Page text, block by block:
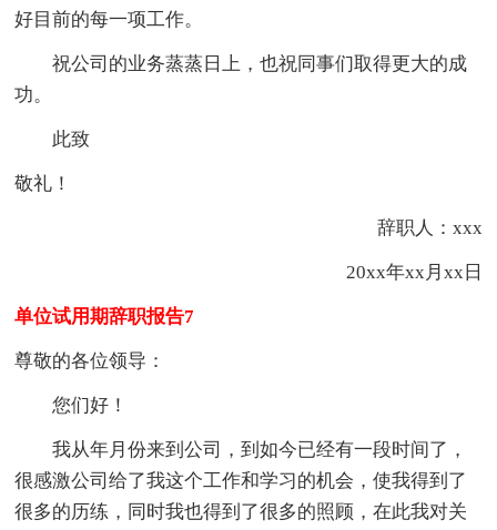
好目前的每一项工作。
祝公司的业务蒸蒸日上，也祝同事们取得更大的成
功。
此致
敬礼！
辞职人：xxx
20xx年xx月xx日
单位试用期辞职报告7
尊敬的各位领导：
您们好！
我从年月份来到公司，到如今已经有一段时间了，
很感激公司给了我这个工作和学习的机会，使我得到了
很多的历练，同时我也得到了很多的照顾，在此我对关